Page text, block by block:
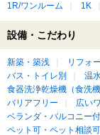
1R/ワンルーム 1K
設備・こだわり
新築・築浅 リフォ
バス・トイレ別
温
食器洗浄乾燥機（食洗
バリアフリー
広い
ベランダ・バルコニー
ペット可・ペット相談可